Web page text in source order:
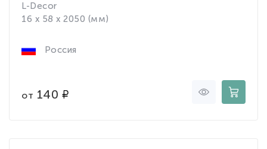
L-Decor
16 x 58 x 2050 (мм)
Россия
от 140